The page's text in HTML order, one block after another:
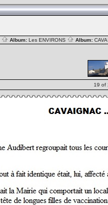
Album: Les ENVIRONS Album:
19 of